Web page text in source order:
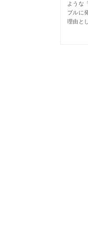
ような
ブルに
理由と